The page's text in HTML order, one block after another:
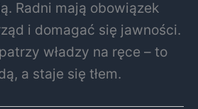
Radni mają obowiązek
i domagać się jawności.
władzy na ręce – to
a staje się tłem.